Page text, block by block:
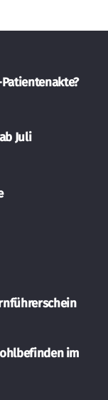
Juli
im